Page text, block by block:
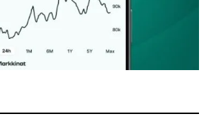
uutiskirje